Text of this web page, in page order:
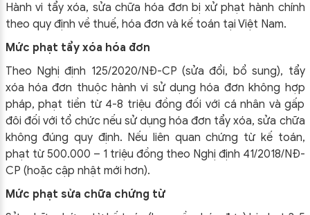
Hành vi tẩy xóa, sửa chữa hóa đơn bị xử phạt hành chính
theo quy định về thuế, hóa đơn và kế toán tại Việt Nam.
Mức phạt tẩy xóa hóa đơn
Theo Nghị định 125/2020/NĐ-CP (sửa đổi, bổ sung), tẩy
xóa hóa đơn thuộc hành vi sử dụng hóa đơn không hợp
pháp, phạt tiền từ 4-8 triệu đồng đối với cá nhân và gấp
đôi đối với tổ chức nếu sử dụng hóa đơn tẩy xóa, sửa chữa
không đúng quy định. Nếu liên quan chứng từ kế toán,
phạt từ 500.000 – 1 triệu đồng theo Nghị định 41/2018/NĐ-
CP (hoặc cập nhật mới hơn).
Mức phạt sửa chữa chứng từ